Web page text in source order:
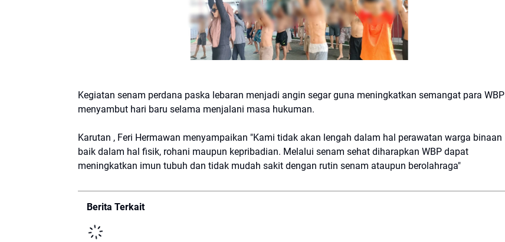
Kegiatan senam perdana paska lebaran menjadi angin segar guna meningkatkan semangat para WBP
menyambut hari baru selama menjalani masa hukuman.
Karutan , Feri Hermawan menyampaikan "Kami tidak akan lengah dalam hal perawatan warga binaan
baik dalam hal fisik, rohani maupun kepribadian. Melalui senam sehat diharapkan WBP dapat
meningkatkan imun tubuh dan tidak mudah sakit dengan rutin senam ataupun berolahraga"
Berita Terkait